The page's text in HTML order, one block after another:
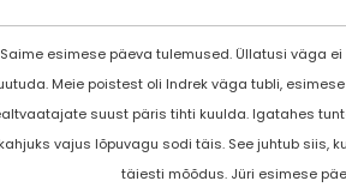
Saime esimese päeva tulemused. Üllatusi väga
Meie poistest oli Indrek väga tubli,
suust päris tihti kuulda. Igatahes
vajus lõpuvagu sodi täis. See juhtub siis,
täiesti mõõdus. Jüri esimese